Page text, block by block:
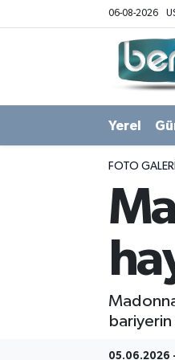
06-08-2026
Yerel
FOTO GALERI
05.06.2026
Politika
Hava Durumu
Süper Lig Puan
Son Dakika
Haber Arşivi